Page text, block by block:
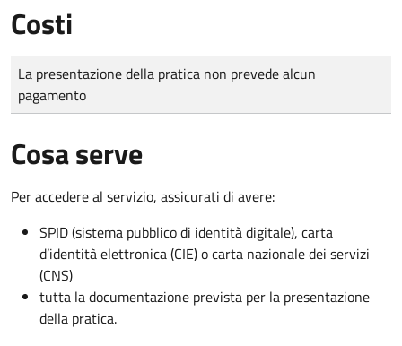
Costi
Tipo di pagamento
Importo
La presentazione della pratica non prevede alcun
pagamento
Cosa serve
Per accedere al servizio, assicurati di avere:
SPID (sistema pubblico di identità digitale), carta
d’identità elettronica (CIE) o carta nazionale dei servizi
(CNS)
tutta la documentazione prevista per la presentazione
della pratica.